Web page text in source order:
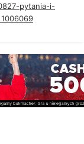
pytania-i-